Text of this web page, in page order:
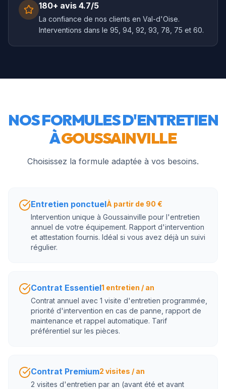
180+ avis 4.7/5
La confiance de nos clients en Val-d'Oise.
Interventions dans le 95, 94, 92, 93, 78, 75 et 60.
NOS FORMULES D'ENTRETIEN
ÀGOUSSAINVILLE
Choisissez la formule adaptée à vos besoins.
Entretien ponctuelÀ partir de 90 €
Intervention unique à Goussainville pour l'entretien
annuel de votre équipement. Rapport d'intervention
et attestation fournis. Idéal si vous avez déjà un suivi
régulier.
Contrat Essentiel1 entretien / an
Contrat annuel avec 1 visite d'entretien programmée,
priorité d'intervention en cas de panne, rapport de
maintenance et rappel automatique. Tarif
préférentiel sur les pièces.
Contrat Premium2 visites / an
2 visites d'entretien par an (avant été et avant